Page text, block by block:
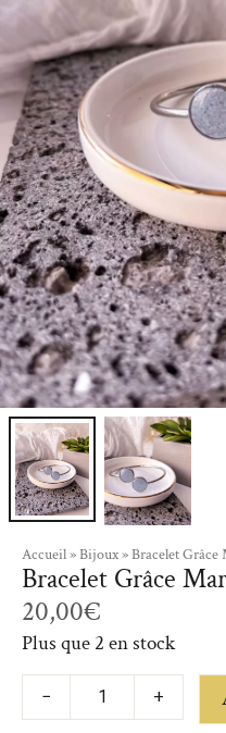
Accueil»Bijoux»Bracelet Grâce
Bracelet Grâce
20,00€
Plus que 2 en stock
− +